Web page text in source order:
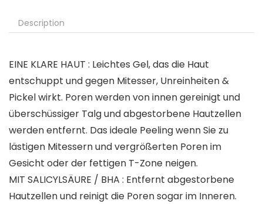
Description
EINE KLARE HAUT : Leichtes Gel, das die Haut
entschuppt und gegen Mitesser, Unreinheiten &
Pickel wirkt. Poren werden von innen gereinigt und
überschüssiger Talg und abgestorbene Hautzellen
werden entfernt. Das ideale Peeling wenn Sie zu
lästigen Mitessern und vergrößerten Poren im
Gesicht oder der fettigen T-Zone neigen.
MIT SALICYLSÄURE / BHA : Entfernt abgestorbene
Hautzellen und reinigt die Poren sogar im Inneren.